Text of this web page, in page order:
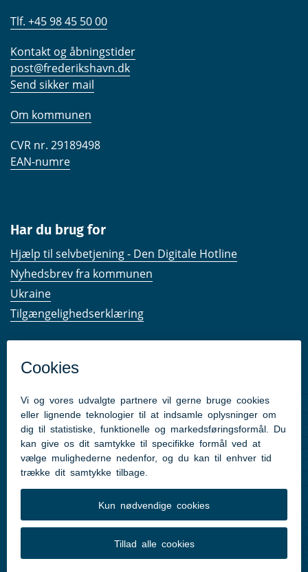
Tlf. +45 98 45 50 00
Kontakt og åbningstider
post@frederikshavn.dk
Send sikker mail
Om kommunen
CVR nr. 29189498
EAN-numre
Har du brug for
Hjælp til selvbetjening - Den Digitale Hotline
Nyhedsbrev fra kommunen
Ukraine
Tilgængelighedserklæring
Følg os på Facebook
Pressekontakt
Følg med
Instagram
LinkedIn